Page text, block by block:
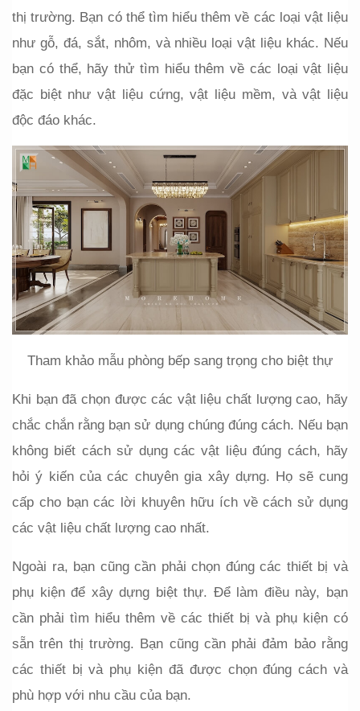
thị trường. Bạn có thể tìm hiểu thêm về các loại vật liệu
như gỗ, đá, sắt, nhôm, và nhiều loại vật liệu khác. Nếu
bạn có thể, hãy thử tìm hiểu thêm về các loại vật liệu
đặc biệt như vật liệu cứng, vật liệu mềm, và vật liệu
độc đáo khác.
Tham khảo mẫu phòng bếp sang trọng cho biệt thự
Khi bạn đã chọn được các vật liệu chất lượng cao, hãy
chắc chắn rằng bạn sử dụng chúng đúng cách. Nếu bạn
không biết cách sử dụng các vật liệu đúng cách, hãy
hỏi ý kiến của các chuyên gia xây dựng. Họ sẽ cung
cấp cho bạn các lời khuyên hữu ích về cách sử dụng
các vật liệu chất lượng cao nhất.
Ngoài ra, bạn cũng cần phải chọn đúng các thiết bị và
phụ kiện để xây dựng biệt thự. Để làm điều này, bạn
cần phải tìm hiểu thêm về các thiết bị và phụ kiện có
sẵn trên thị trường. Bạn cũng cần phải đảm bảo rằng
các thiết bị và phụ kiện đã được chọn đúng cách và
phù hợp với nhu cầu của bạn.